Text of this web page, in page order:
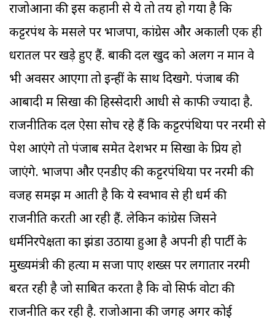
राजोआना की इस कहानी से ये तो तय हो गया है कि
कट्टरपंथ के मसले पर भाजपा, कांग्रेस और अकाली एक ही
धरातल पर खड़े हुए हैं. बाकी दल खुद को अलग न मानें वे
भी अवसर आएगा तो इन्हीं के साथ दिखेंगे. पंजाब की
आबादी में सिखों की हिस्सेदारी आधी से काफी ज्यादा है.
राजनीतिक दल ऐसा सोच रहे हैं कि कट्टरपंथियों पर नरमी से
पेश आएंगे तो पंजाब समेत देशभर में सिखों के प्रिय हो
जाएंगे. भाजपा और एनडीए की कट्टरपंथियों पर नरमी की
वजह समझ में आती है कि ये स्वभाव से ही धर्म की
राजनीति करती आ रही हैं. लेकिन कांग्रेस जिसने
धर्मनिरपेक्षता का झंडा उठाया हुआ है अपनी ही पार्टी के
मुख्यमंत्री की हत्या में सजा पाए शख्स पर लगातार नरमी
बरत रही है जो साबित करता है कि वो सिर्फ वोटों की
राजनीति कर रही है. राजोआना की जगह अगर कोई